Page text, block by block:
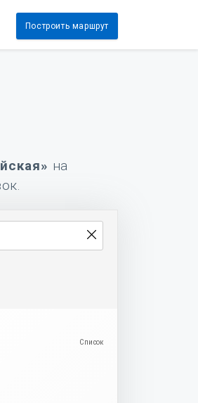
Построить маршрут
на